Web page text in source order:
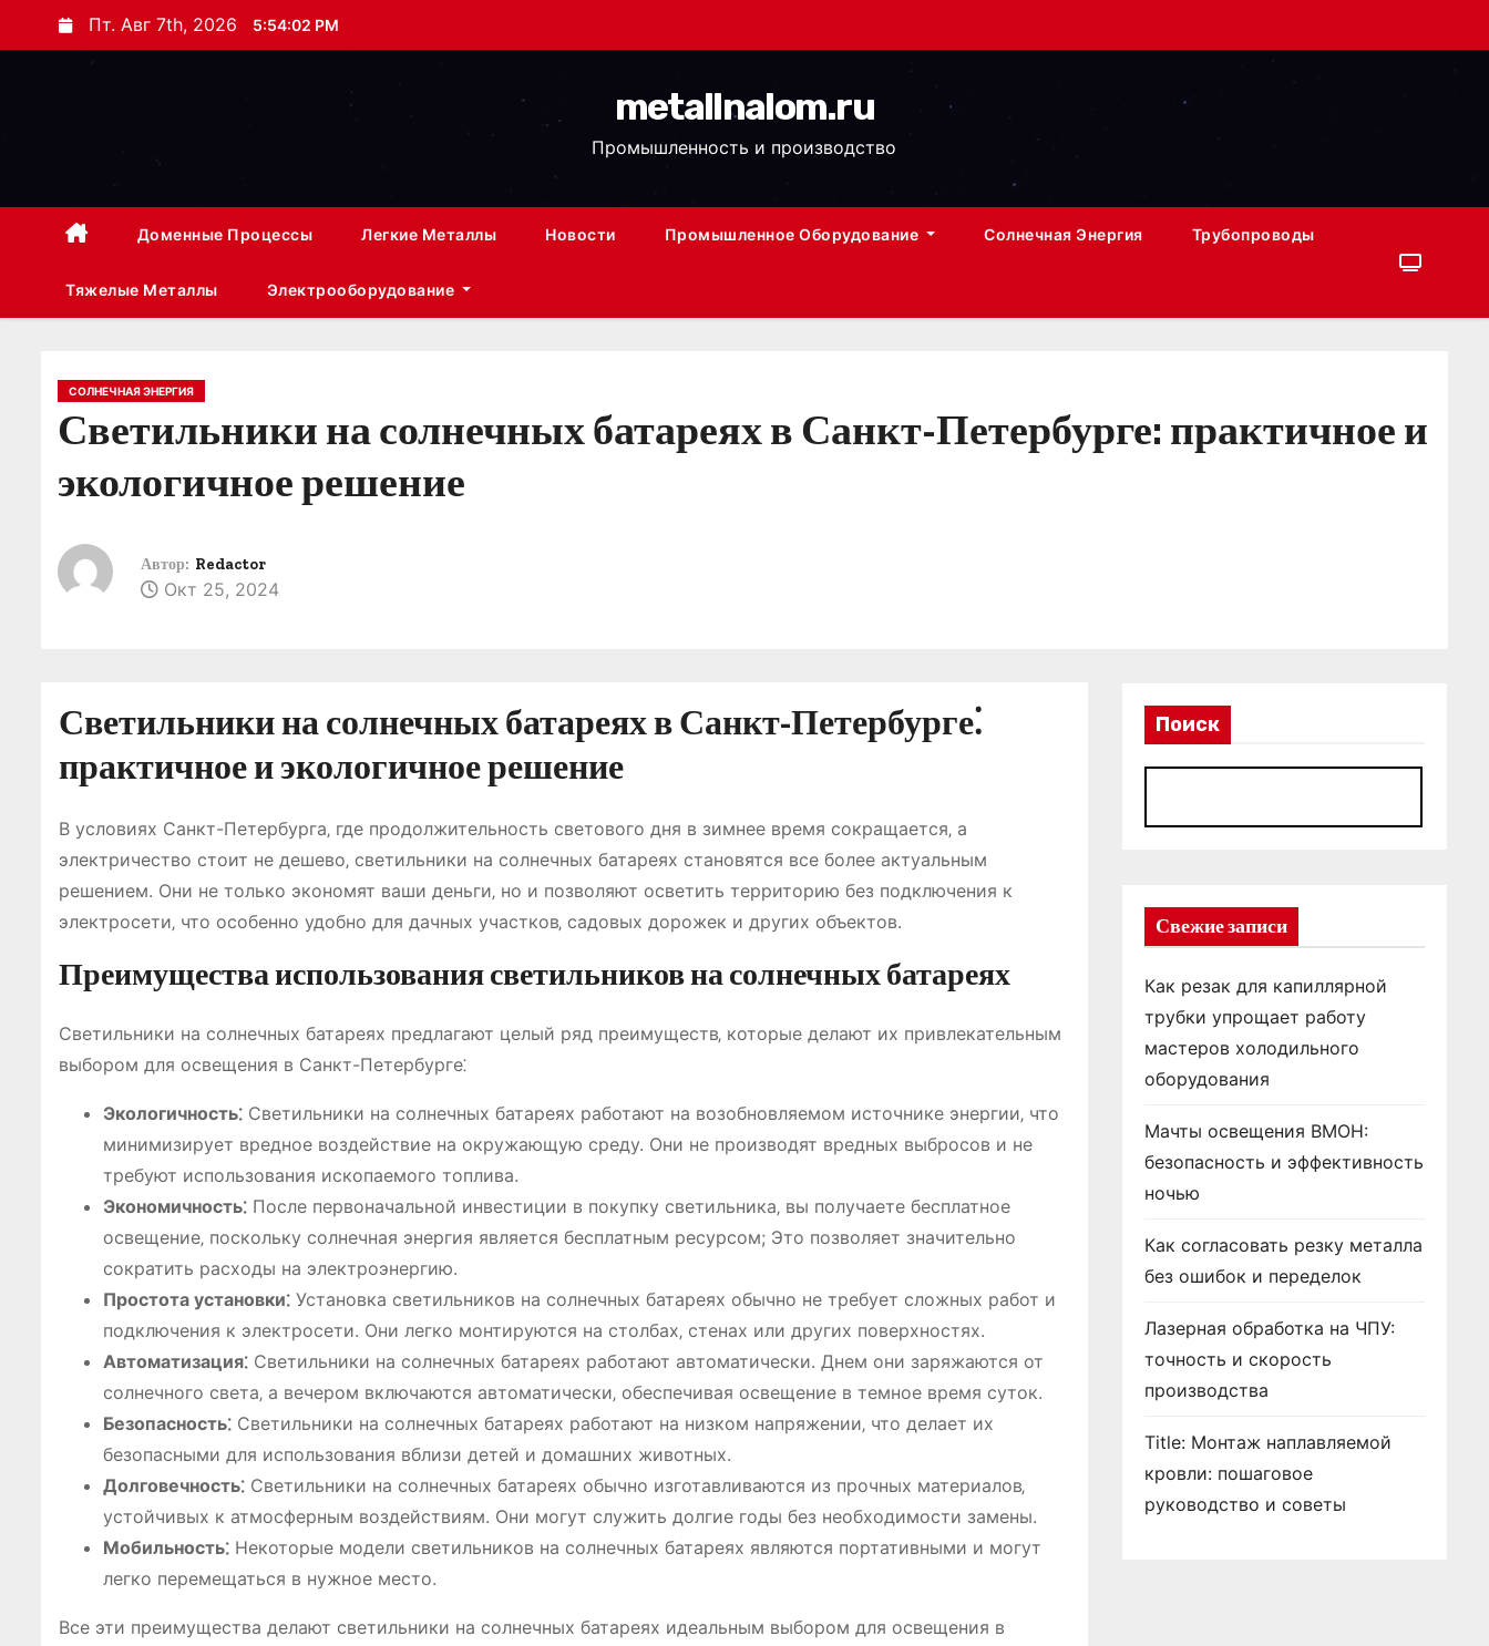
е
д
Пт. Авг 7th, 2026 5:54:02 PM
metallnalom.ru
Промышленность и производство
Доменные Процессы Легкие Металлы Новости Промышленное Оборудование Солнечная Энергия Трубопроводы
Тяжелые Металлы Электрооборудование
СОЛНЕЧНАЯ ЭНЕРГИЯ
Светильники на солнечных батареях в Санкт-Петербурге: практичное и
экологичное решение
Автор: Redactor
Окт 25, 2024
Светильники на солнечных батареях в Санкт-Петербурге⁚
практичное и экологичное решение
В условиях Санкт-Петербурга‚ где продолжительность светового дня в зимнее время сокращается‚ а
электричество стоит не дешево‚ светильники на солнечных батареях становятся все более актуальным
решением. Они не только экономят ваши деньги‚ но и позволяют осветить территорию без подключения к
электросети‚ что особенно удобно для дачных участков‚ садовых дорожек и других объектов.
Преимущества использования светильников на солнечных батареях
Светильники на солнечных батареях предлагают целый ряд преимуществ‚ которые делают их привлекательным
выбором для освещения в Санкт-Петербурге⁚
Экологичность⁚ Светильники на солнечных батареях работают на возобновляемом источнике энергии‚ что
минимизирует вредное воздействие на окружающую среду. Они не производят вредных выбросов и не
требуют использования ископаемого топлива.
Экономичность⁚ После первоначальной инвестиции в покупку светильника‚ вы получаете бесплатное
освещение‚ поскольку солнечная энергия является бесплатным ресурсом; Это позволяет значительно
сократить расходы на электроэнергию.
Простота установки⁚ Установка светильников на солнечных батареях обычно не требует сложных работ и
подключения к электросети. Они легко монтируются на столбах‚ стенах или других поверхностях.
Автоматизация⁚ Светильники на солнечных батареях работают автоматически. Днем они заряжаются от
солнечного света‚ а вечером включаются автоматически‚ обеспечивая освещение в темное время суток.
Безопасность⁚ Светильники на солнечных батареях работают на низком напряжении‚ что делает их
безопасными для использования вблизи детей и домашних животных.
Долговечность⁚ Светильники на солнечных батареях обычно изготавливаются из прочных материалов‚
устойчивых к атмосферным воздействиям. Они могут служить долгие годы без необходимости замены.
Мобильность⁚ Некоторые модели светильников на солнечных батареях являются портативными и могут
легко перемещаться в нужное место.
Все эти преимущества делают светильники на солнечных батареях идеальным выбором для освещения в
Поиск
Свежие записи
Как резак для капиллярной
трубки упрощает работу
мастеров холодильного
оборудования
Мачты освещения ВМОН:
безопасность и эффективность
ночью
Как согласовать резку металла
без ошибок и переделок
Лазерная обработка на ЧПУ:
точность и скорость
производства
Title: Монтаж наплавляемой
кровли: пошаговое
руководство и советы